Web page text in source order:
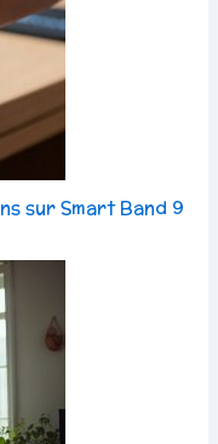
sur Smart Band 9